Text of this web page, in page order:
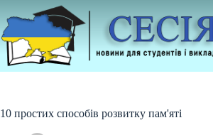
до
вмісту
10 простих способів розвитку пам'яті